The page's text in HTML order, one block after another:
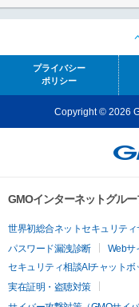
プライバシー
ポリシー
Copyright © 2026
GMOインターネットグル
世界初総合ネットセキュリティ
パスワード漏洩診断
Webサ
セキュリティ相談AIチャットボ
実在証明・盗聴対策